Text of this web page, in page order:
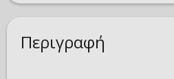
Περιγραφή